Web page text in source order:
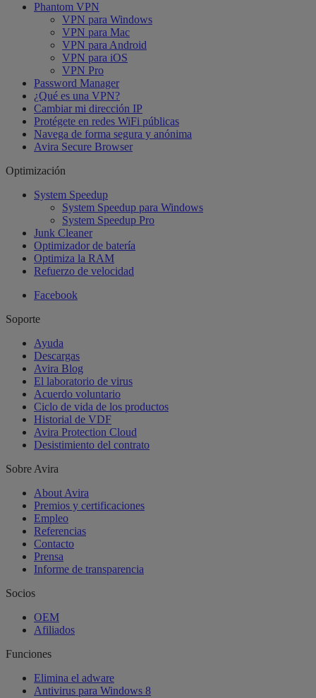
Phantom VPN
VPN para Windows
VPN para Mac
VPN para Android
VPN para iOS
VPN Pro
Password Manager
¿Qué es una VPN?
Cambiar mi dirección IP
Protégete en redes WiFi públicas
Navega de forma segura y anónima
Avira Secure Browser
Optimización
System Speedup
System Speedup para Windows
System Speedup Pro
Junk Cleaner
Optimizador de batería
Optimiza la RAM
Refuerzo de velocidad
Facebook
Soporte
Ayuda
Descargas
Avira Blog
El laboratorio de virus
Acuerdo voluntario
Ciclo de vida de los productos
Historial de VDF
Avira Protection Cloud
Desistimiento del contrato
Sobre Avira
About Avira
Premios y certificaciones
Empleo
Referencias
Contacto
Prensa
Informe de transparencia
Socios
OEM
Afiliados
Funciones
Elimina el adware
Antivirus para Windows 8